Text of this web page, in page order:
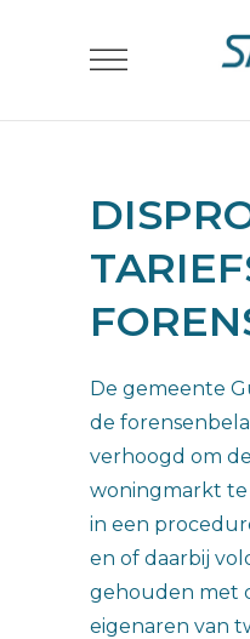
De gemeente
de
verhoogd om
woningmarkt te
in een
en of daarbij
gehouden met
eigenaren van